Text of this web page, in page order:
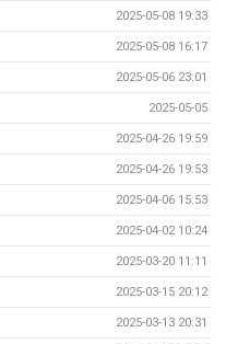
2025-05-08 19:33
2025-05-08 16:17
2025-05-06 23:01
2025-05-05
2025-04-26 19:59
2025-04-26 19:53
2025-04-06 15:53
2025-04-02 10:24
2025-03-20 11:11
2025-03-15 20:12
2025-03-13 20:31